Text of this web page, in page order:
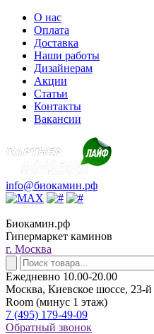
О нас
Оплата
Доставка
Наши работы
Дизайнерам
Акции
Статьи
Контакты
Вакансии
info@биокамин.рф
Биокамин.рф
Гипермаркет каминов
г. Москва
Ежедневно 10.00-20.00
Москва, Киевское шоссе, 23-
Room (минус 1 этаж)
7 (495) 179-49-09
Обратный звонок